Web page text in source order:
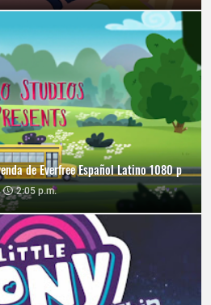
de Everfree Español Latino 1080 p
2:05 p.m.